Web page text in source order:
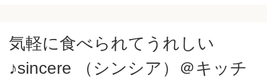
気軽に食べられてうれしい
♪sincere （シンシア）＠キッチ